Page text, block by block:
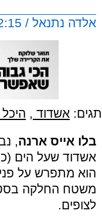
אלדה נתנאל / 12:15 26.08.24
תגים: אשדוד ,
בלו אייס ארנה,
אשדוד שעל הים
משטח החלקה
לצופים.